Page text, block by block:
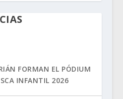
FORMAN EL PÓDIUM
INFANTIL 2026